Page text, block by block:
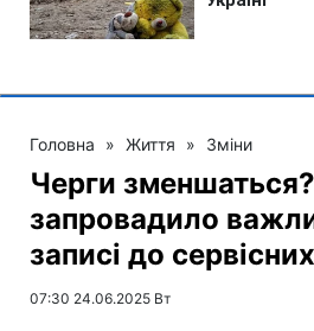
Головна » Життя » Зміни
Черги
запровадило
записі до
07:30 24.06.2025 Вт